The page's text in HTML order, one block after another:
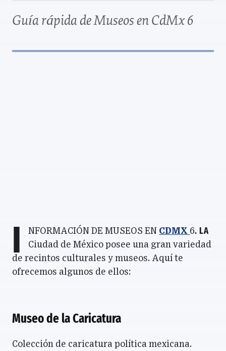
Guía rápida de Museos en CdMx 6
I nformación de Museos en CdMx 6. La
Ciudad de México posee una gran variedad
de recintos culturales y museos. Aquí te
ofrecemos algunos de ellos:
Museo de la Caricatura
Colección de caricatura política mexicana.